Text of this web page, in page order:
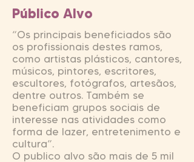
Público Alvo
“Os principais beneficiados são
os profissionais destes ramos,
como artistas plásticos, cantores,
músicos, pintores, escritores,
escultores, fotógrafos, artesãos,
dentre outros. Também se
beneficiam grupos sociais de
interesse nas atividades como
forma de lazer, entretenimento e
cultura”.
O publico alvo são mais de 5 mil